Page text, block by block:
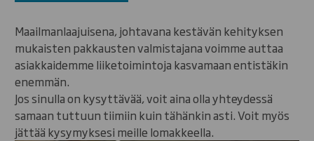
Maailmanlaajuisena, johtavana kestävän kehityksen
mukaisten pakkausten valmistajana voimme auttaa
asiakkaidemme liiketoimintoja kasvamaan entistäkin
enemmän.
Jos sinulla on kysyttävää, voit aina olla yhteydessä
samaan tuttuun tiimiin kuin tähänkin asti. Voit myös
jättää kysymyksesi meille lomakkeella.